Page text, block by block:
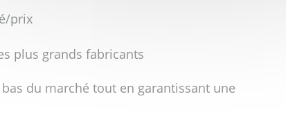
prix
plus grands fabricants
du marché tout en garantissant une